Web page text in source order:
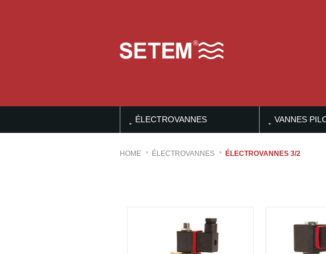
ÉLECTROVANNES VANNES
HOME ÉLECTROVANNES ÉLECTROVANNES 3/2